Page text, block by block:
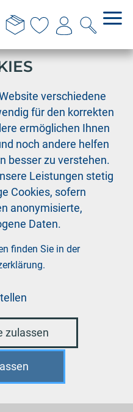
Halterung
VERWENDET
verschiedene
für den korrekten
ermöglichen Ihnen
noch andere helfen
besser zu verstehen.
Leistungen stetig
Cookies, sofern
anonymisierte,
Daten.
finden Sie in der
.
zulassen